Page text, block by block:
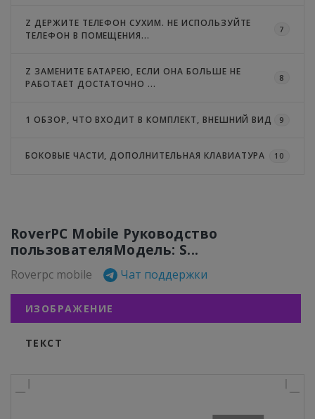
Z ДЕРЖИТЕ ТЕЛЕФОН СУХИМ. НЕ ИСПОЛЬЗУЙТЕ
ТЕЛЕФОН В ПОМЕЩЕНИЯ...
7
Z ЗАМЕНИТЕ БАТАРЕЮ, ЕСЛИ ОНА БОЛЬШЕ НЕ
РАБОТАЕТ ДОСТАТОЧНО ...
8
1 ОБЗОР, ЧТО ВХОДИТ В КОМПЛЕКТ, ВНЕШНИЙ ВИД 9
БОКОВЫЕ ЧАСТИ, ДОПОЛНИТЕЛЬНАЯ КЛАВИАТУРА 10
RoverPC Mobile Руководство
пользователяМодель: S...
Roverpc mobile Чат поддержки
ИЗОБРАЖЕНИЕ
ТЕКСТ